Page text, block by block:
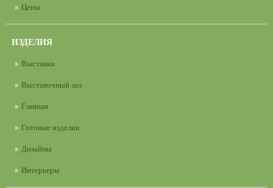
Цены
ИЗДЕЛИЯ
Выставки
Выставочный зал
Главная
Готовые изделия
Дизайны
Интерьеры